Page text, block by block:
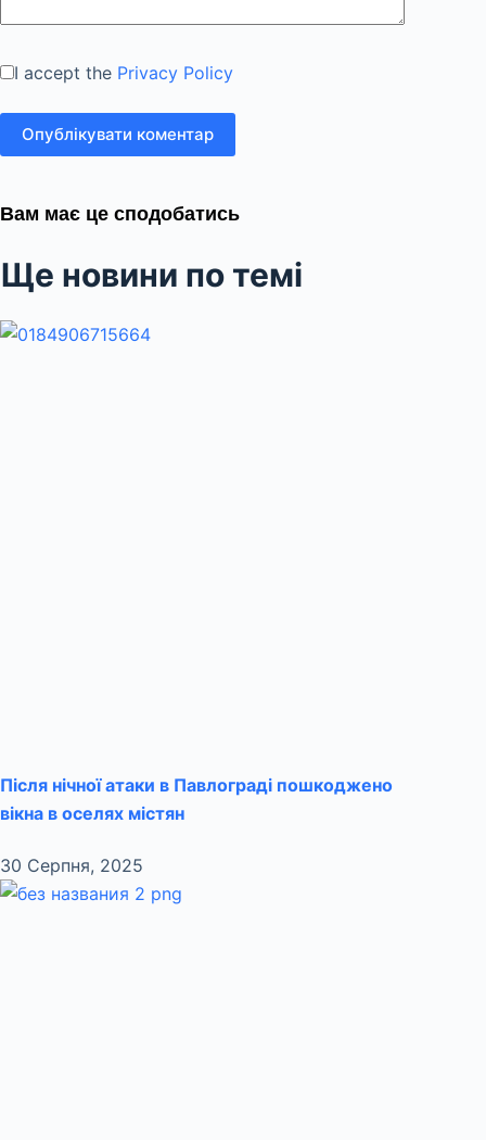
I accept the Privacy Policy
Опублікувати коментар
Вам має це сподобатись
Ще новини по темі
Після нічної атаки в Павлограді пошкоджено
вікна в оселях містян
30 Серпня, 2025